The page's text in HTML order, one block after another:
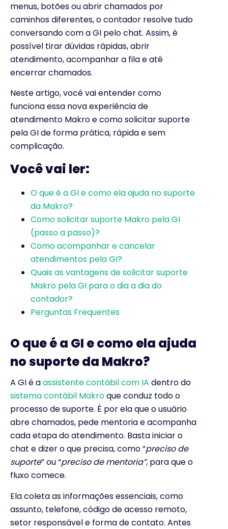
menus, botões ou abrir chamados por
caminhos diferentes, o contador resolve tudo
conversando com a GI pelo chat. Assim, é
possível tirar dúvidas rápidas, abrir
atendimento, acompanhar a fila e até
encerrar chamados.
Neste artigo, você vai entender como
funciona essa nova experiência de
atendimento Makro e como solicitar suporte
pela GI de forma prática, rápida e sem
complicação.
Você vai ler:
O que é a GI e como ela ajuda no suporte
da Makro?
Como solicitar suporte Makro pela GI
(passo a passo)?
Como acompanhar e cancelar
atendimentos pela GI?
Quais as vantagens de solicitar suporte
Makro pela GI para o dia a dia do
contador?
Perguntas Frequentes
O que é a GI e como ela ajuda
no suporte da Makro?
A GI é aassistente contábil com IA dentro do
sistema contábil Makroque conduz todo o
processo de suporte. É por ela que o usuário
abre chamados, pede mentoria e acompanha
cada etapa do atendimento. Basta iniciar o
chat e dizer o que precisa, como “preciso de
suporte” ou “preciso de mentoria”, para que o
fluxo comece.
Ela coleta as informações essenciais, como
assunto, telefone, código de acesso remoto,
setor responsável e forma de contato. Antes